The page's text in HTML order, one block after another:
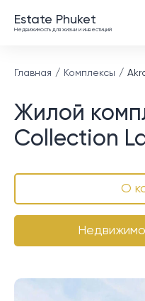
Estate Phuket
Недвижимость для жизни и инвестиций
Главная Комплексы
Жилой
Collection
О